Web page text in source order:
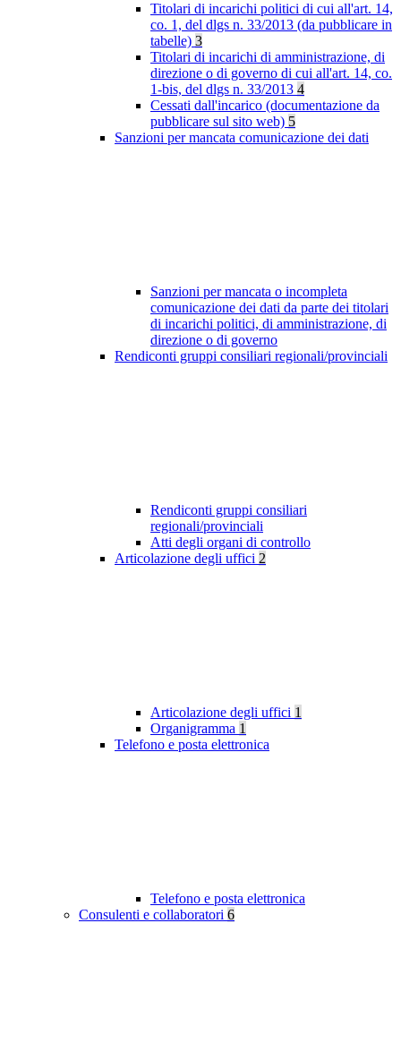
Titolari di incarichi politici di cui all'art. 14,
co. 1, del dlgs n. 33/2013 (da pubblicare in
tabelle) 3
Titolari di incarichi di amministrazione, di
direzione o di governo di cui all'art. 14, co.
1-bis, del dlgs n. 33/2013 4
Cessati dall'incarico (documentazione da
pubblicare sul sito web) 5
Sanzioni per mancata comunicazione dei dati
Sanzioni per mancata o incompleta
comunicazione dei dati da parte dei titolari
di incarichi politici, di amministrazione, di
direzione o di governo
Rendiconti gruppi consiliari regionali/provinciali
Rendiconti gruppi consiliari
regionali/provinciali
Atti degli organi di controllo
Articolazione degli uffici 2
Articolazione degli uffici 1
Organigramma 1
Telefono e posta elettronica
Telefono e posta elettronica
Consulenti e collaboratori 6